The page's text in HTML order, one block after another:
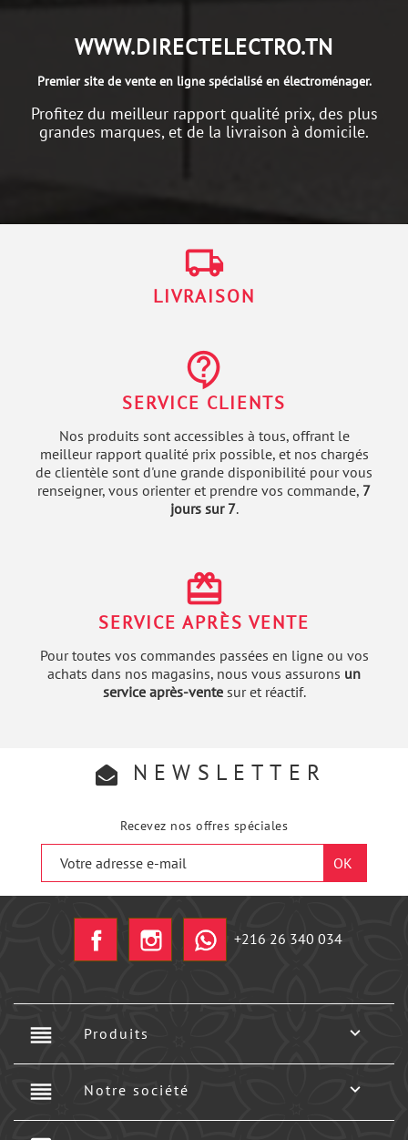
WWW.DIRECTELECTRO.TN
Premier site de vente en ligne spécialisé en électroménager.
Profitez du meilleur rapport qualité prix, des plus
grandes marques, et de la livraison à domicile.
local_shipping
LIVRAISON
contact_support
SERVICE CLIENTS
Nos produits sont accessibles à tous, offrant le
meilleur rapport qualité prix possible, et nos chargés
de clientèle sont d'une grande disponibilité pour vous
renseigner, vous orienter et prendre vos commande, 7
jours sur 7.
redeem
SERVICE APRÈS VENTE
Pour toutes vos commandes passées en ligne ou vos
achats dans nos magasins, nous vous assurons un
service après-ventesur et réactif.
NEWSLETTER
Recevez nos offres spéciales
Facebook Instagram
+216 26 340 034
reorder Produits 
reorder Notre société 